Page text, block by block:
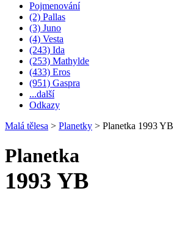
Pojmenování
(2) Pallas
(3) Juno
(4) Vesta
(243) Ida
(253) Mathylde
(433) Eros
(951) Gaspra
...další
Odkazy
Malá tělesa > Planetky > Planetka 1993 YB
Planetka
1993 YB